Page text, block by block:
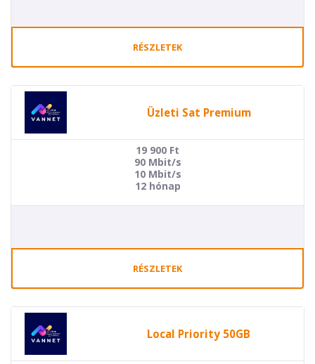
RÉSZLETEK
Üzleti Sat Premium
19 900 Ft
90 Mbit/s
10 Mbit/s
12 hónap
RÉSZLETEK
Local Priority 50GB